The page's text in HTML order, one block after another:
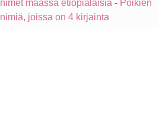
nimet maassa etiopialaisia - Poikien
nimiä, joissa on 4 kirjainta